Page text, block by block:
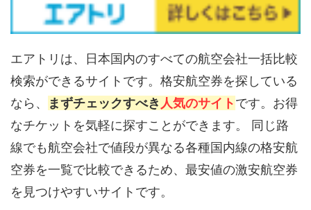
エアトリは、日本国内のすべての航空会社一括比較
検索ができるサイトです。格安航空券を探している
なら、
まずチェックすべき 人気のサイトです。お得
なチケットを気軽に探すことができます。 同じ路
線でも航空会社で値段が異なる各種国内線の格安航
空券を一覧で比較できるため、最安値の激安航空券
を見つけやすいサイトです。